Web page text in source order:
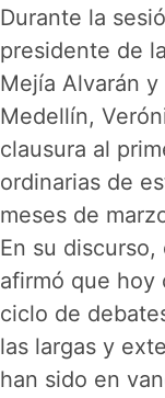
Durante la
presidente de
Mejía Alvarán
Medellín,
clausura al
ordinarias de
meses de
En su
afirmó que hoy
ciclo de
las largas y
han sido en